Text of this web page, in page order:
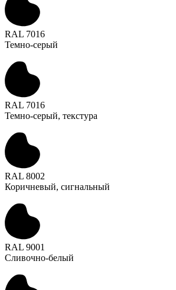
RAL 7016
Темно-серый
RAL 7016
Темно-серый, текстура
RAL 8002
Коричневый, сигнальный
RAL 9001
Сливочно-белый